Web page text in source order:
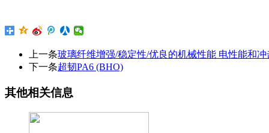
上一条玻璃纤维增强/稳定性/优良的机械性能 电性能和
下一条超韧PA6 (BHO)
其他相关信息